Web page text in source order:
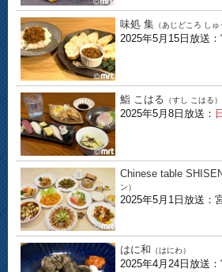
味処 集 （あじどころ しゅ
2025年5月15日放送
鮨 こはる （すし こはる）
2025年5月8日放送：
Chinese table
ン）
2025年5月1日放送：
はに和 （はにわ）
2025年4月24日放送